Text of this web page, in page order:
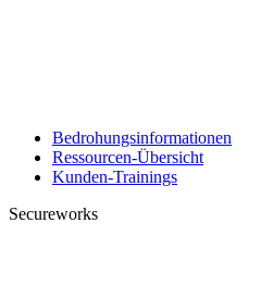
Bedrohungsinformationen
Ressourcen-Übersicht
Kunden-Trainings
Secureworks